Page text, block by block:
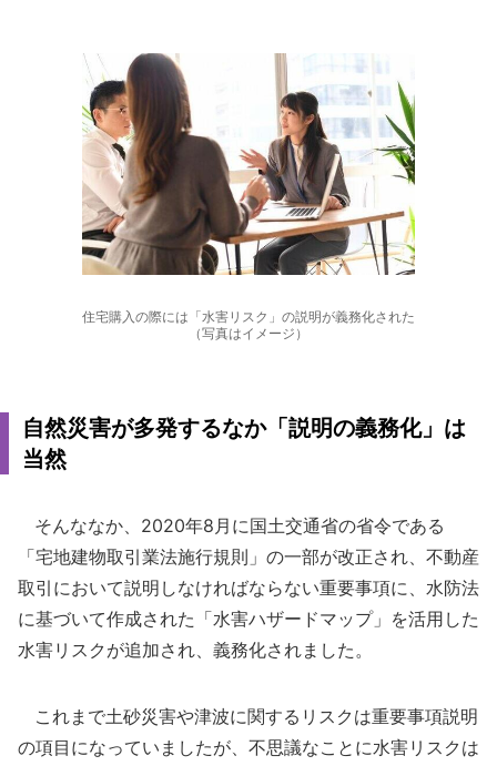
住宅購入の際には「水害リスク」の説明が義務化された
（写真はイメージ）
自然災害が多発するなか「説明の義務化」は
当然
そんななか、2020年8月に国土交通省の省令である
「宅地建物取引業法施行規則」の一部が改正され、不動産
取引において説明しなければならない重要事項に、水防法
に基づいて作成された「水害ハザードマップ」を活用した
水害リスクが追加され、義務化されました。
これまで土砂災害や津波に関するリスクは重要事項説明
の項目になっていましたが、不思議なことに水害リスクは